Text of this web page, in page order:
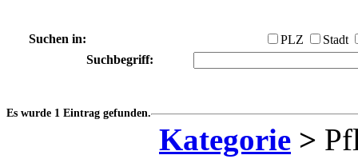
Suchen in: PLZ
Stadt
Suchbegriff:
Es wurde 1 Eintrag gefunden.
Kategorie >